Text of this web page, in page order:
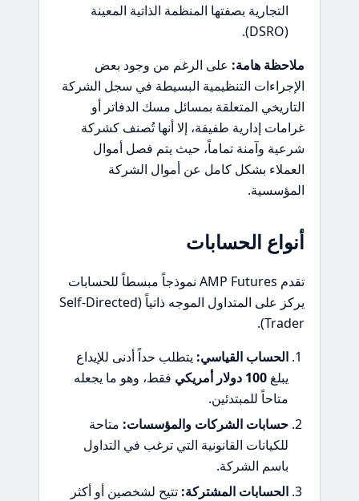
التجارية بصفتها المنظمة الذاتية المعينة
(DSRO).
ملاحظة هامة: على الرغم من وجود بعض
الإجراءات التنظيمية البسيطة في سجل الشركة
التاريخي المتعلقة بمسائل مسك الدفاتر أو
غرامات إدارية طفيفة، إلا أنها تُصنف كشركة
شرعية وآمنة تماماً، حيث يتم فصل أموال
العملاء بشكل كامل عن أموال الشركة
المؤسسية.
أنواع الحسابات
تقدم AMP Futures نموذجاً مبسطاً للحسابات
يركز على المتداول الموجه ذاتياً (Self-Directed
Trader).
الحساب القياسي: يتطلب حداً أدنى للإيداع
يبلغ100 دولار أمريكي
فقط، وهو ما يجعله
متاحاً للمبتدئين.
حسابات الشركات والمؤسسات: متاحة
للكيانات القانونية التي ترغب في التداول
باسم الشركة.
الحسابات المشتركة: تتيح لشخصين أو أكثر